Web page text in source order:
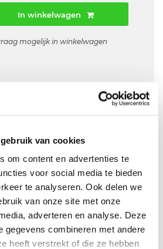
van cookies
om content en advertenties te
voor social media te bieden
te analyseren. Ook delen we
van onze site met onze
adverteren en analyse. Deze
gegevens combineren met andere
heeft verstrekt of die ze hebben
In winkelwagen
mogelijk in winkelwagen
en Montageservice